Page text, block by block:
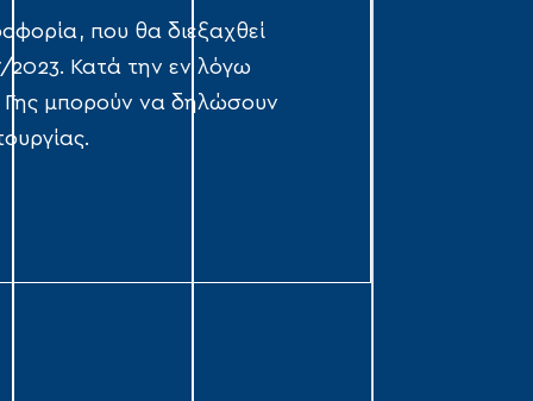
που θα διεξαχθεί
2023. Κατά την εν λόγω
Γης μπορούν να δηλώσουν